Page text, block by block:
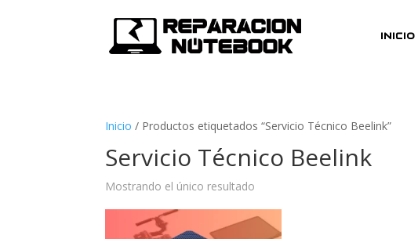
INICIO
Inicio / Productos etiquetados “Servicio Técnico Beelink”
Servicio Técnico Beelink
Mostrando el único resultado